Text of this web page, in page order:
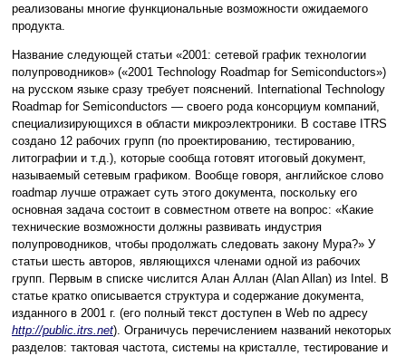
реализованы многие функциональные возможности ожидаемого
продукта.
Название следующей статьи «2001: сетевой график технологии
полупроводников» («2001 Technology Roadmap for Semiconductors»)
на русском языке сразу требует пояснений. International Technology
Roadmap for Semiconductors — своего рода консорциум компаний,
специализирующихся в области микроэлектроники. В составе ITRS
создано 12 рабочих групп (по проектированию, тестированию,
литографии и т.д.), которые сообща готовят итоговый документ,
называемый сетевым графиком. Вообще говоря, английское слово
roadmap лучше отражает суть этого документа, поскольку его
основная задача состоит в совместном ответе на вопрос: «Какие
технические возможности должны развивать индустрия
полупроводников, чтобы продолжать следовать закону Мура?» У
статьи шесть авторов, являющихся членами одной из рабочих
групп. Первым в списке числится Алан Аллан (Alan Allan) из Intel. В
статье кратко описывается структура и содержание документа,
изданного в 2001 г. (его полный текст доступен в Web по адресу
http://public.itrs.net). Ограничусь перечислением названий некоторых
разделов: тактовая частота, системы на кристалле, тестирование и